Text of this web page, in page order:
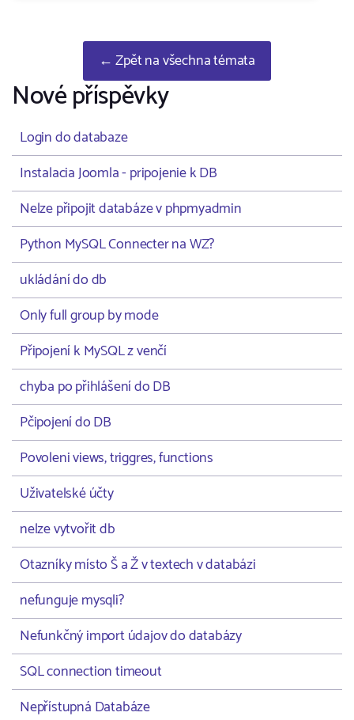
← Zpět na všechna témata
Nové příspěvky
Login do databaze
Instalacia Joomla - pripojenie k DB
Nelze připojit databáze v phpmyadmin
Python MySQL Connecter na WZ?
ukládání do db
Only full group by mode
Připojení k MySQL z venčí
chyba po přihlášení do DB
Pčipojení do DB
Povoleni views, triggres, functions
Uživatelské účty
nelze vytvořit db
Otazníky místo Š a Ž v textech v databázi
nefunguje mysqli?
Nefunkčný import údajov do databázy
SQL connection timeout
Nepřístupná Databáze